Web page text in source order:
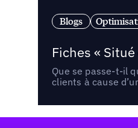
Blogs
Fiches «
Que se passe-t-il
clients à cause